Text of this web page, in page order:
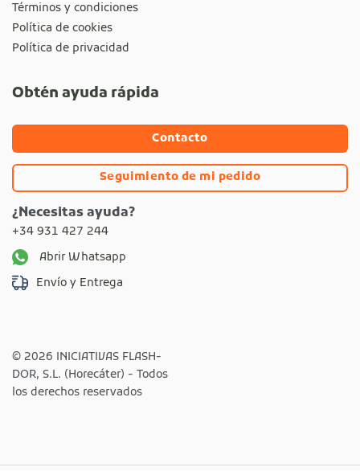
Términos y condiciones
Política de cookies
Política de privacidad
Obtén ayuda rápida
Contacto
Seguimiento de mi pedido
¿Necesitas ayuda?
+34 931 427 244
Abrir Whatsapp
Envío y Entrega
© 2026 INICIATIVAS FLASH-
DOR, S.L. (Horecáter) - Todos
los derechos reservados